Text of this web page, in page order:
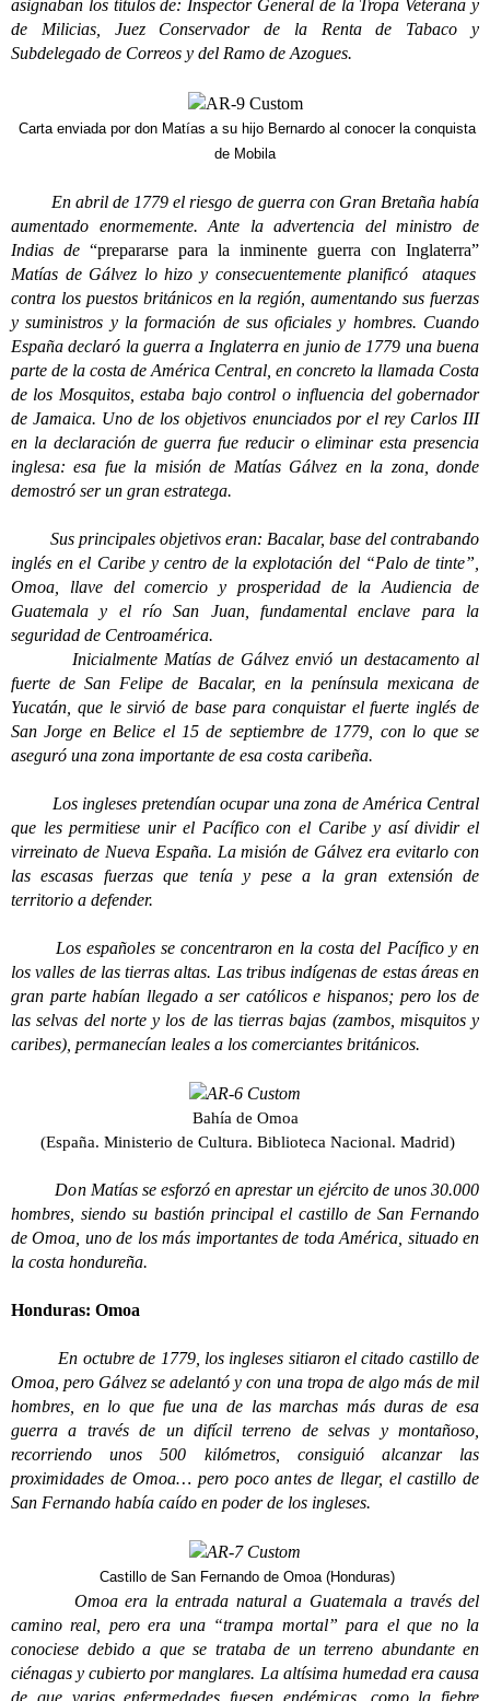
asignaban los títulos de: Inspector General de la Tropa Veterana y
de Milicias, Juez Conservador de la Renta de Tabaco y
Subdelegado de Correos y del Ramo de Azogues.
Carta enviada por don Matías a su hijo Bernardo al conocer la conquista
de Mobila
En abril de 1779 el riesgo de guerra con Gran Bretaña había
aumentado enormemente. Ante la advertencia del ministro de
Indias de “prepararse para la inminente guerra con Inglaterra”
Matías de Gálvez lo hizo y consecuentemente planificó ataques
contra los puestos británicos en la región, aumentando sus fuerzas
y suministros y la formación de sus oficiales y hombres. Cuando
España declaró la guerra a Inglaterra en junio de 1779 una buena
parte de la costa de América Central, en concreto la llamada Costa
de los Mosquitos, estaba bajo control o influencia del gobernador
de Jamaica. Uno de los objetivos enunciados por el rey Carlos III
en la declaración de guerra fue reducir o eliminar esta presencia
inglesa: esa fue la misión de Matías Gálvez en la zona, donde
demostró ser un gran estratega.
Sus principales objetivos eran: Bacalar, base del contrabando
inglés en el Caribe y centro de la explotación del “Palo de tinte”,
Omoa, llave del comercio y prosperidad de la Audiencia de
Guatemala y el río San Juan, fundamental enclave para la
seguridad de Centroamérica.
Inicialmente Matías de Gálvez envió un destacamento al
fuerte de San Felipe de Bacalar, en la península mexicana de
Yucatán, que le sirvió de base para conquistar el fuerte inglés de
San Jorge en Belice el 15 de septiembre de 1779, con lo que se
aseguró una zona importante de esa costa caribeña.
Los ingleses pretendían ocupar una zona de América Central
que les permitiese unir el Pacífico con el Caribe y así dividir el
virreinato de Nueva España. La misión de Gálvez era evitarlo con
las escasas fuerzas que tenía y pese a la gran extensión de
territorio a defender.
Los españoles se concentraron en la costa del Pacífico y en
los valles de las tierras altas. Las tribus indígenas de estas áreas en
gran parte habían llegado a ser católicos e hispanos; pero los de
las selvas del norte y los de las tierras bajas (zambos, misquitos y
caribes), permanecían leales a los comerciantes británicos.
Bahía de Omoa
(España. Ministerio de Cultura. Biblioteca Nacional. Madrid)
Don Matías se esforzó en aprestar un ejército de unos 30.000
hombres, siendo su bastión principal el castillo de San Fernando
de Omoa, uno de los más importantes de toda América, situado en
la costa hondureña.
Honduras: Omoa
En octubre de 1779, los ingleses sitiaron el citado castillo de
Omoa, pero Gálvez se adelantó y con una tropa de algo más de mil
hombres, en lo que fue una de las marchas más duras de esa
guerra a través de un difícil terreno de selvas y montañoso,
recorriendo unos 500 kilómetros, consiguió alcanzar las
proximidades de Omoa… pero poco antes de llegar, el castillo de
San Fernando había caído en poder de los ingleses.
Castillo de San Fernando de Omoa (Honduras)
Omoa era la entrada natural a Guatemala a través del
camino real, pero era una “trampa mortal” para el que no la
conociese debido a que se trataba de un terreno abundante en
ciénagas y cubierto por manglares. La altísima humedad era causa